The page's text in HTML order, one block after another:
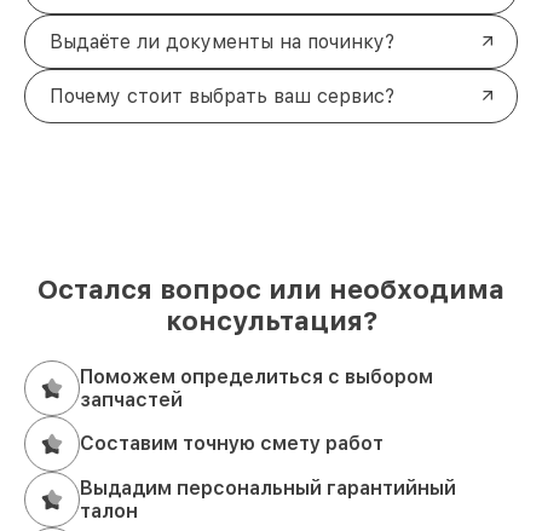
Выдаёте ли документы на починку?
Почему стоит выбрать ваш сервис?
Остался вопрос или необходима
консультация?
Поможем определиться с выбором
запчастей
Составим точную смету работ
Выдадим персональный гарантийный
талон